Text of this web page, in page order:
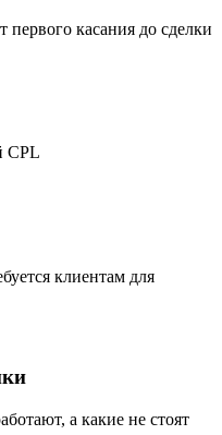
первого касания до сделки
CPL
клиентам для
а какие не стоят